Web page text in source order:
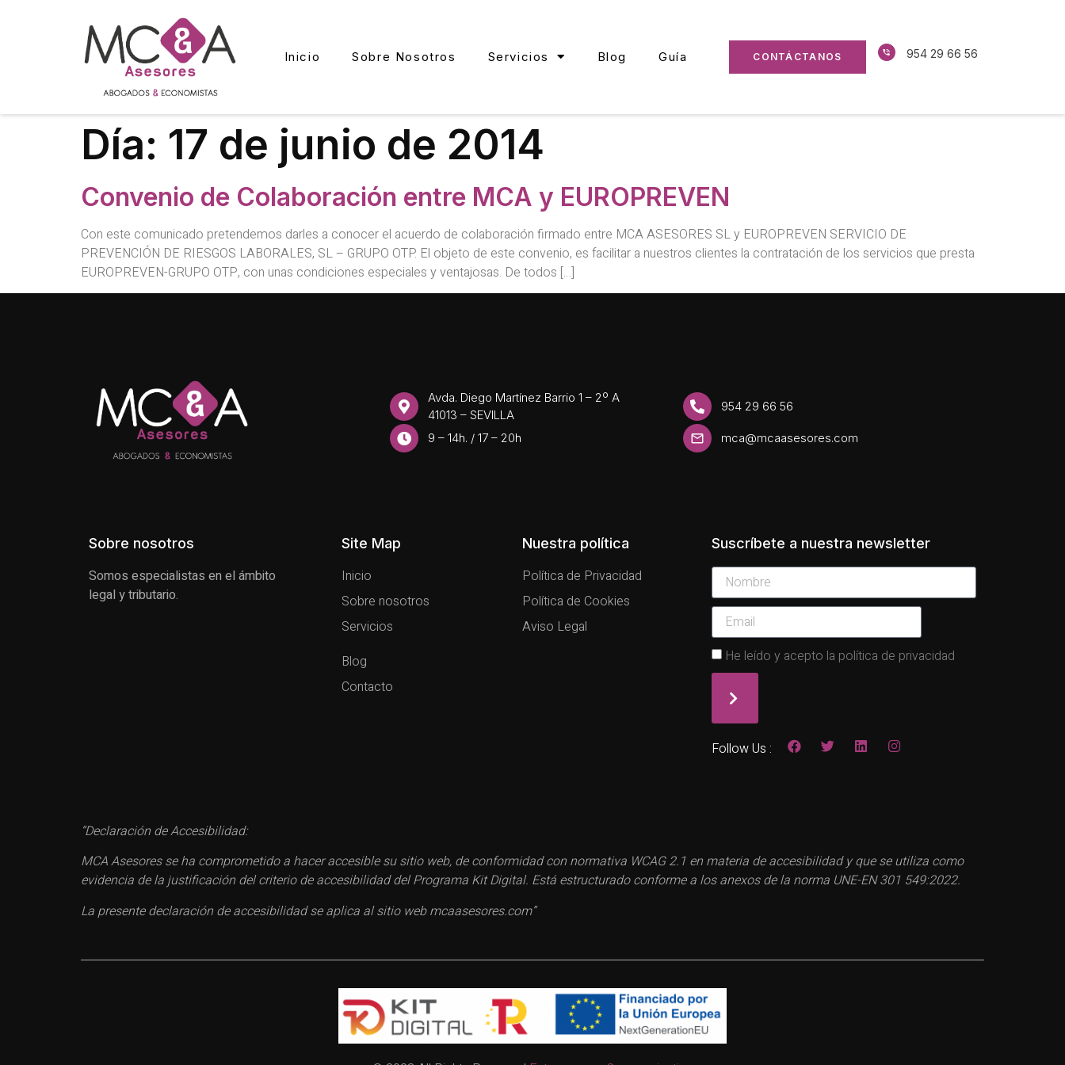
Inicio Sobre Nosotros Servicios Blog Guía CONTÁCTANOS 954 29 66 56
Día: 17 de junio de 2014
Convenio de Colaboración entre MCA y EUROPREVEN
Con este comunicado pretendemos darles a conocer el acuerdo de colaboración firmado entre MCA ASESORES SL y EUROPREVEN SERVICIO DE
PREVENCIÓN DE RIESGOS LABORALES, SL – GRUPO OTP. El objeto de este convenio, es facilitar a nuestros clientes la contratación de los servicios que presta
EUROPREVEN-GRUPO OTP, con unas condiciones especiales y ventajosas. De todos […]
Avda. Diego Martínez Barrio 1 – 2º A
41013 – SEVILLA
954 29 66 56
9 – 14h. / 17 – 20h mca@mcaasesores.com
Sobre nosotros
Somos especialistas en el ámbito
legal y tributario.
Site Map
Inicio
Sobre nosotros
Servicios
Blog
Contacto
Nuestra política
Política de Privacidad
Política de Cookies
Aviso Legal
Suscríbete a nuestra newsletter
He leído y acepto la política de privacidad
Follow Us :
“Declaración de Accesibilidad:
MCA Asesores se ha comprometido a hacer accesible su sitio web, de conformidad con normativa WCAG 2.1 en materia de accesibilidad y que se utiliza como
evidencia de la justificación del criterio de accesibilidad del Programa Kit Digital. Está estructurado conforme a los anexos de la norma UNE-EN 301 549:2022.
La presente declaración de accesibilidad se aplica al sitio web mcaasesores.com”